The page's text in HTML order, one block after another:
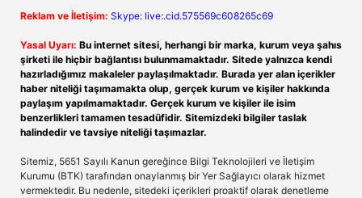
Reklam ve İletişim: Skype: live:.cid.575569c608265c69
Yasal Uyarı: Bu internet sitesi, herhangi bir marka, kurum veya şahıs
şirketi ile hiçbir bağlantısı bulunmamaktadır. Sitede yalnızca kendi
hazırladığımız makaleler paylaşılmaktadır. Burada yer alan içerikler
haber niteliği taşımamakta olup, gerçek kurum ve kişiler hakkında
paylaşım yapılmamaktadır. Gerçek kurum ve kişiler ile isim
benzerlikleri tamamen tesadüfidir. Sitemizdeki bilgiler taslak
halindedir ve tavsiye niteliği taşımazlar.
Sitemiz, 5651 Sayılı Kanun gereğince Bilgi Teknolojileri ve İletişim
Kurumu (BTK) tarafından onaylanmış bir Yer Sağlayıcı olarak hizmet
vermektedir. Bu nedenle, sitedeki içerikleri proaktif olarak denetleme